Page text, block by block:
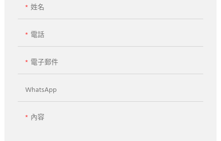
姓名
電話
電子郵件
WhatsApp
內容